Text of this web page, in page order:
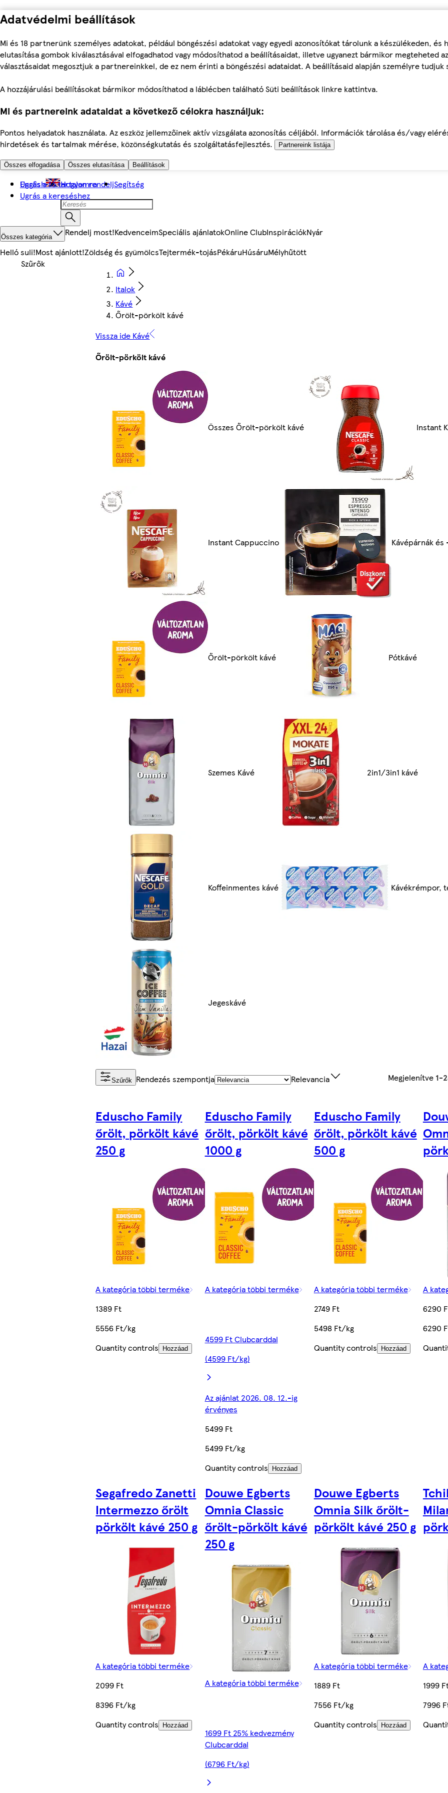
Adatvédelmi beállítások
Mi és 18 partnerünk személyes adatokat, például böngészési adatokat vagy egyedi azonosítókat tárolunk a készülékeden, és
elutasítása gombok kiválasztásával elfogadhatod vagy módosíthatod a beállításaidat, illetve ugyanezt bármikor megteheted az
választásaidat megosztjuk a partnereinkkel, de ez nem érinti a böngészési adataidat. A beállításaid alapján személyre tudjuk
A hozzájárulási beállításokat bármikor módosíthatod a láblécben található Süti beállítások linkre kattintva.
Mi és partnereink adataidat a következő célokra használjuk:
Pontos helyadatok használata. Az eszköz jellemzőinek aktív vizsgálata azonosítás céljából. Információk tárolása és/vagy
hirdetések és tartalmak mérése, közönségkutatás és szolgáltatásfejlesztés.
Partnereink listája
Összes elfogadása Összes elutasítása Beállítások
Ugrás a fő tartalomra
Ugrás a kereséshez
English Hogyan rendeljSegítség
Összes kategória Rendelj most!KedvenceimSpeciális ajánlatokOnline ClubInspirációkNyár
Helló suli!Most ajánlott!Zöldség és gyümölcsTejtermék-tojásPékáruHúsáruMélyhűtött
Italok
Kávé
Őrölt-pörkölt kávé
Vissza ide Kávé
Őrölt-pörkölt kávé
Összes Őrölt-pörkölt kávé Instant
Instant Cappuccino Kávépárnák és
Őrölt-pörkölt kávé Pótkávé
Szemes Kávé 2in1/3in1 kávé
Koffeinmentes kávé Kávékrémpor,
Jegeskávé
Szűrők Rendezés szempontja Relevancia Megjelenítve 1-
Eduscho Family
őrölt, pörkölt kávé
250 g
A kategória többi terméke
1389 Ft
5556 Ft/kg
Quantity controls
Hozzáad
Eduscho Family
őrölt, pörkölt kávé
1000 g
A kategória többi terméke
4599 Ft Clubcarddal
(4599 Ft/kg)
Az ajánlat 2026. 08. 12.-ig
érvényes
5499 Ft
5499 Ft/kg
Quantity controls
Hozzáad
Eduscho Family
őrölt, pörkölt kávé
500 g
A kategória többi terméke
2749 Ft
5498 Ft/kg
Quantity controls
Hozzáad
A
6290
6290
Segafredo Zanetti
Intermezzo őrölt
pörkölt kávé 250 g
A kategória többi terméke
2099 Ft
8396 Ft/kg
Quantity controls
Hozzáad
Douwe Egberts
Omnia Classic
őrölt-pörkölt kávé
250 g
A kategória többi terméke
1699 Ft 25% kedvezmény
Clubcarddal
(6796 Ft/kg)
Douwe Egberts
Omnia Silk őrölt-
pörkölt kávé 250 g
A kategória többi terméke
1889 Ft
7556 Ft/kg
Quantity controls
Hozzáad
A
1999
7996